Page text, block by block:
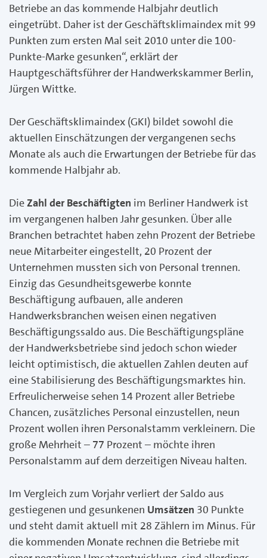
Betriebe an das kommende Halbjahr deutlich
eingetrübt. Daher ist der Geschäftsklimaindex mit 99
Punkten zum ersten Mal seit 2010 unter die 100-
Punkte-Marke gesunken“, erklärt der
Hauptgeschäftsführer der Handwerkskammer Berlin,
Jürgen Wittke.
Der Geschäftsklimaindex (GKI) bildet sowohl die
aktuellen Einschätzungen der vergangenen sechs
Monate als auch die Erwartungen der Betriebe für das
kommende Halbjahr ab.
DieZahl der Beschäftigten im Berliner Handwerk ist
im vergangenen halben Jahr gesunken. Über alle
Branchen betrachtet haben zehn Prozent der Betriebe
neue Mitarbeiter eingestellt, 20 Prozent der
Unternehmen mussten sich von Personal trennen.
Einzig das Gesundheitsgewerbe konnte
Beschäftigung aufbauen, alle anderen
Handwerksbranchen weisen einen negativen
Beschäftigungssaldo aus. Die Beschäftigungspläne
der Handwerksbetriebe sind jedoch schon wieder
leicht optimistisch, die aktuellen Zahlen deuten auf
eine Stabilisierung des Beschäftigungsmarktes hin.
Erfreulicherweise sehen 14 Prozent aller Betriebe
Chancen, zusätzliches Personal einzustellen, neun
Prozent wollen ihren Personalstamm verkleinern. Die
große Mehrheit – 77 Prozent – möchte ihren
Personalstamm auf dem derzeitigen Niveau halten.
Im Vergleich zum Vorjahr verliert der Saldo aus
gestiegenen und gesunkenen Umsätzen 30 Punkte
und steht damit aktuell mit 28 Zählern im Minus. Für
die kommenden Monate rechnen die Betriebe mit